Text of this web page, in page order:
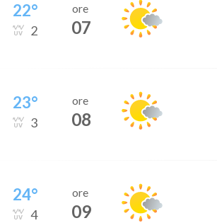
22°
2
ore
07
23°
3
ore
08
24°
4
ore
09